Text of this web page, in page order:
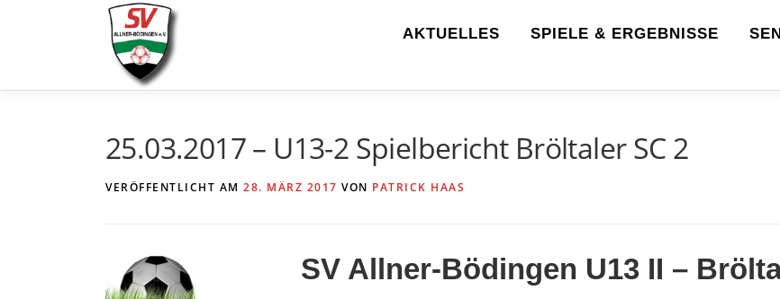
AKTUELLES SPIELE & ERGEBNISSE
25.03.2017 – U13-2 Spielbericht Bröltaler SC 2
VERÖFFENTLICHT AM 28. MÄRZ 2017 VON PATRICK HAAS
SV Allner-Bödingen U13 II –